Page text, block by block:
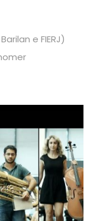
e FIERJ)